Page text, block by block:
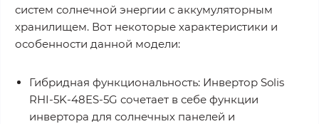
систем солнечной энергии с аккумуляторным
хранилищем. Вот некоторые характеристики и
особенности данной модели:
Гибридная функциональность: Инвертор Solis
RHI-5K-48ES-5G сочетает в себе функции
инвертора для солнечных панелей и